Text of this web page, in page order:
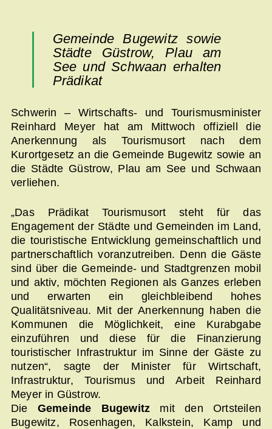
Gemeinde Bugewitz sowie
Städte Güstrow, Plau am
See und Schwaan erhalten
Prädikat
Schwerin – Wirtschafts- und Tourismusminister
Reinhard Meyer hat am Mittwoch offiziell die
Anerkennung als Tourismusort nach dem
Kurortgesetz an die Gemeinde Bugewitz sowie an
die Städte Güstrow, Plau am See und Schwaan
verliehen.
„Das Prädikat Tourismusort steht für das
Engagement der Städte und Gemeinden im Land,
die touristische Entwicklung gemeinschaftlich und
partnerschaftlich voranzutreiben. Denn die Gäste
sind über die Gemeinde- und Stadtgrenzen mobil
und aktiv, möchten Regionen als Ganzes erleben
und erwarten ein gleichbleibend hohes
Qualitätsniveau. Mit der Anerkennung haben die
Kommunen die Möglichkeit, eine Kurabgabe
einzuführen und diese für die Finanzierung
touristischer Infrastruktur im Sinne der Gäste zu
nutzen“, sagte der Minister für Wirtschaft,
Infrastruktur, Tourismus und Arbeit Reinhard
Meyer in Güstrow.
Die Gemeinde Bugewitz mit den Ortsteilen
Bugewitz, Rosenhagen, Kalkstein, Kamp und